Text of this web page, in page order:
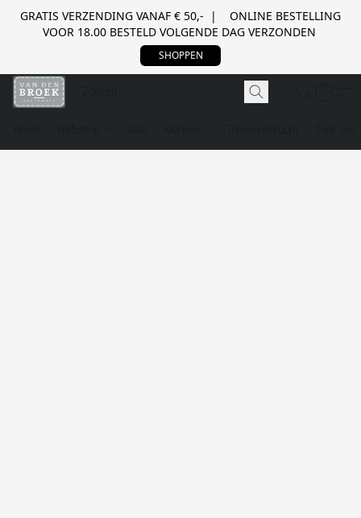
GRATIS VERZENDING VANAF € 50,- | ONLINE BESTELLING
VOOR 18.00 BESTELD VOLGENDE DAG VERZONDEN
SHOPPEN